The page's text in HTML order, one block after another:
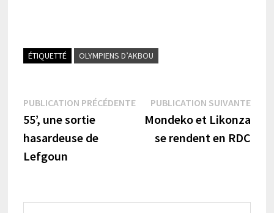
ÉTIQUETTÉ OLYMPIENS D’AKBOU
Navigation
de
l’article
PUBLICATION PRÉCÉDENTEPublication
précédente :
55’, une sortie
hasardeuse de
Lefgoun
PUBLICATION SUIVANTE
Mondeko et Likonza
se rendent en RDC